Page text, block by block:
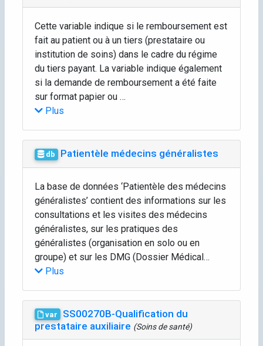
Cette variable indique si le remboursement est
fait au patient ou à un tiers (prestataire ou
institution de soins) dans le cadre du régime
du tiers payant. La variable indique également
si la demande de remboursement a été faite
sur format papier ou …
Plus
db Patientèle médecins généralistes
La base de données ‘Patientèle des médecins
généralistes’ contient des informations sur les
consultations et les visites des médecins
généralistes, sur les pratiques des
généralistes (organisation en solo ou en
groupe) et sur les DMG (Dossier Médical…
Plus
var
SS00270B-Qualification du
prestataire auxiliaire (Soins de santé)